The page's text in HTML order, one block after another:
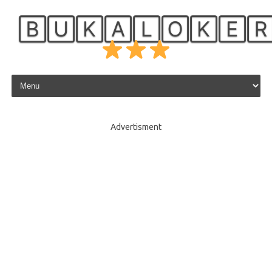
Skip to content
Advertisment